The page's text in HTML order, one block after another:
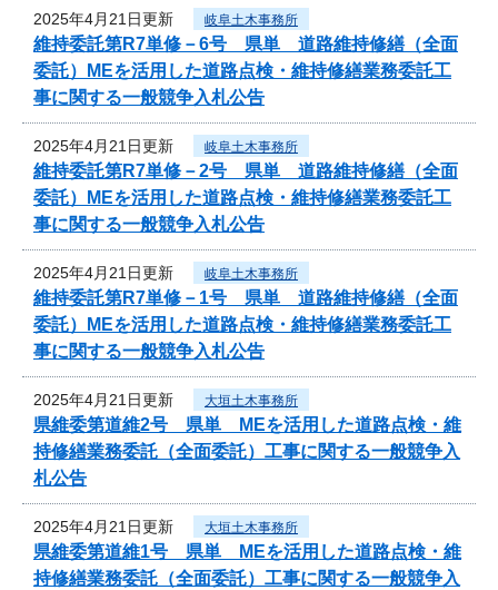
2025年4月21日更新 岐阜土木事務所
維持委託第R7単修－6号 県単 道路維持修繕（全面
委託）MEを活用した道路点検・維持修繕業務委託工
事に関する一般競争入札公告
2025年4月21日更新 岐阜土木事務所
維持委託第R7単修－2号 県単 道路維持修繕（全面
委託）MEを活用した道路点検・維持修繕業務委託工
事に関する一般競争入札公告
2025年4月21日更新 岐阜土木事務所
維持委託第R7単修－1号 県単 道路維持修繕（全面
委託）MEを活用した道路点検・維持修繕業務委託工
事に関する一般競争入札公告
2025年4月21日更新 大垣土木事務所
県維委第道維2号 県単 MEを活用した道路点検・維
持修繕業務委託（全面委託）工事に関する一般競争入
札公告
2025年4月21日更新 大垣土木事務所
県維委第道維1号 県単 MEを活用した道路点検・維
持修繕業務委託（全面委託）工事に関する一般競争入